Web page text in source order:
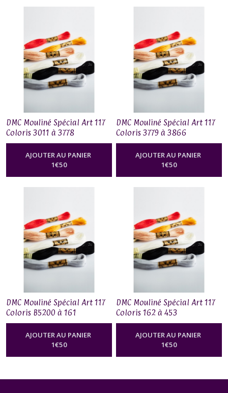
DMC Mouliné Spécial Art 117
Coloris 3011 à 3778
AJOUTER AU PANIER
1€50
DMC Mouliné Spécial Art 117
Coloris 3779 à 3866
AJOUTER AU PANIER
1€50
DMC Mouliné Spécial Art 117
Coloris B5200 à 161
AJOUTER AU PANIER
1€50
DMC Mouliné Spécial Art 117
Coloris 162 à 453
AJOUTER AU PANIER
1€50